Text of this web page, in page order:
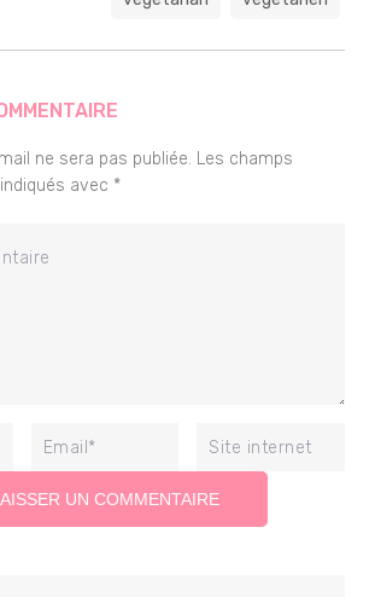
ne sera pas publiée. Les champs
avec *